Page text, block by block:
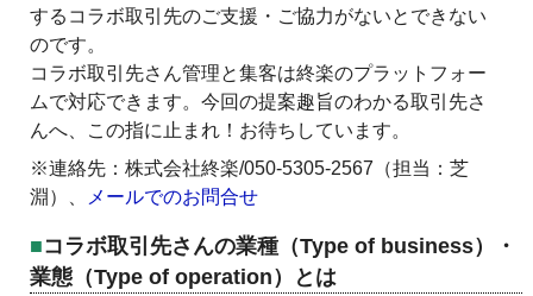
するコラボ取引先のご支援・ご協力がないとできない
のです。
コラボ取引先さん管理と集客は終楽のプラットフォー
ムで対応できます。今回の提案趣旨のわかる取引先さ
んへ、この指に止まれ！お待ちしています。
※連絡先：株式会社終楽/050-5305-2567（担当：芝
淵）、
メールでのお問合せ
コラボ取引先さんの業種（Type of business）・
業態（Type of operation）とは